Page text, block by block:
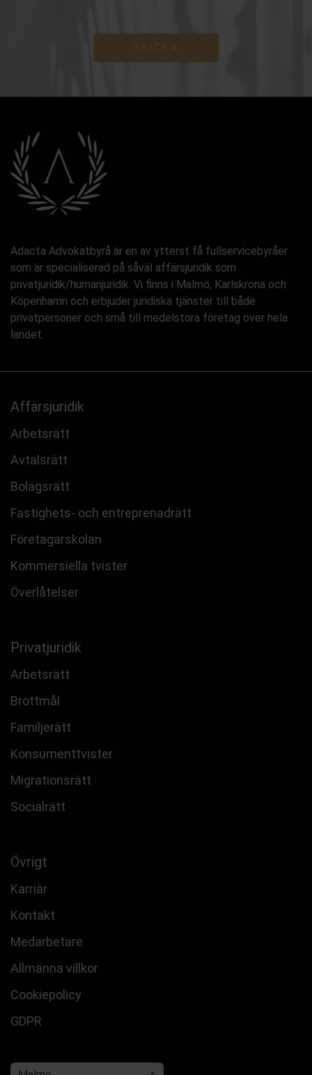
SKICKA
Adacta Advokatbyrå är en av ytterst få fullservicebyråer
som är specialiserad på såväl affärsjuridik som
privatjuridik/humanjuridik. Vi finns i Malmö, Karlskrona och
Köpenhamn och erbjuder juridiska tjänster till både
privatpersoner och små till medelstora företag över hela
landet.
Affärsjuridik
Arbetsrätt
Avtalsrätt
Bolagsrätt
Fastighets- och entreprenadrätt
Företagarskolan
Kommersiella tvister
Överlåtelser
Privatjuridik
Arbetsrätt
Brottmål
Familjerätt
Konsumenttvister
Migrationsrätt
Socialrätt
Övrigt
Karriär
Kontakt
Medarbetare
Allmänna villkor
Cookiepolicy
GDPR